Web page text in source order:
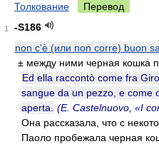
Толкование Перевод
1
-S186
non c'è (или non corre) buon
± между ними черная кошка
Ed ella raccontò come fra
sangue da un pezzo, e come
aperta.
(E. Castelnuovo, «I
Она рассказала, что с
Паоло пробежала черная